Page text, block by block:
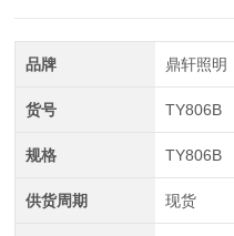
品牌 鼎轩照明
货号 TY806B
规格 TY806B
供货周期 现货